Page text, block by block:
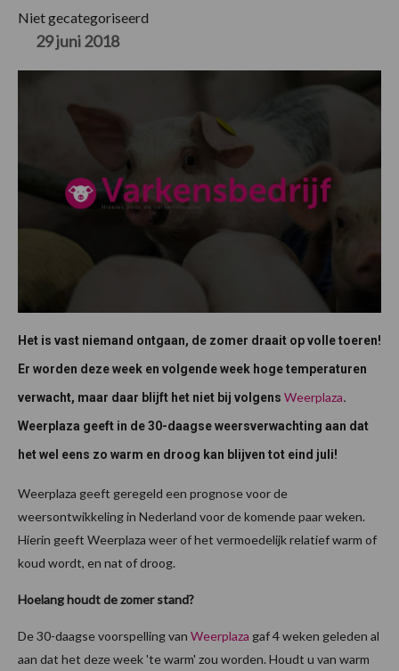
Niet gecategoriseerd
29 juni 2018
Het is vast niemand ontgaan, de zomer draait op volle toeren!
Er worden deze week en volgende week hoge temperaturen
verwacht, maar daar blijft het niet bij volgens Weerplaza.
Weerplaza geeft in de 30-daagse weersverwachting aan dat
het wel eens zo warm en droog kan blijven tot eind juli!
Weerplaza geeft geregeld een prognose voor de
weersontwikkeling in Nederland voor de komende paar weken.
Hierin geeft Weerplaza weer of het vermoedelijk relatief warm of
koud wordt, en nat of droog.
Hoelang houdt de zomer stand?
De 30-daagse voorspelling van Weerplaza gaf 4 weken geleden al
aan dat het deze week 'te warm' zou worden. Houdt u van warm